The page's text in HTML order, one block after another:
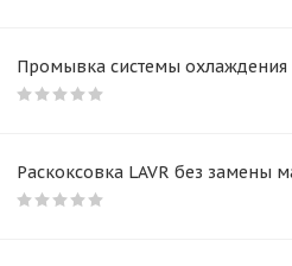
Промывка системы охлаждения
Раскоксовка LAVR без замены